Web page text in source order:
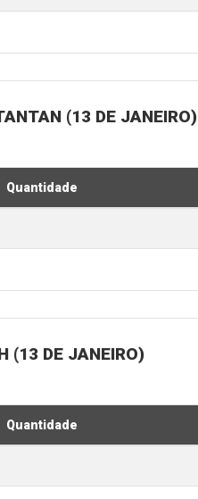
(13 DE JANEIRO)
Quantidade
(13 DE JANEIRO)
Quantidade